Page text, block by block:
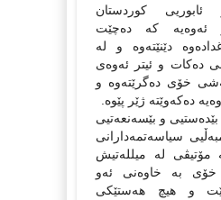
ئابوریی کوردستان
ئه‌وه‌یه‌ که‌ ده‌چێت
دێنێته‌وه‌ و له‌
ده‌کات و ئیتر ئه‌وه‌ی
خۆی ده‌گرێته‌وه‌ و
ده‌که‌وێته‌ ژێر پێوه‌.
بێده‌ستیی و بێسه‌نعه‌تیی
سیاسه‌تمه‌دارانی
مۆتیڤی له‌ میلله‌تیش
به‌ خاوه‌نی ئه‌و
و هیچ هه‌ستێکی